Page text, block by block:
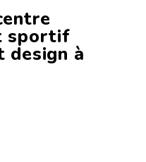
sportif
design à